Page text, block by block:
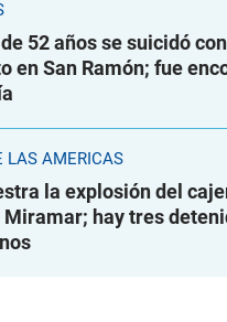
52 años se suicidó
en San Ramón; fue
LAS AMÉRICAS
la explosión del
Miramar; hay tres